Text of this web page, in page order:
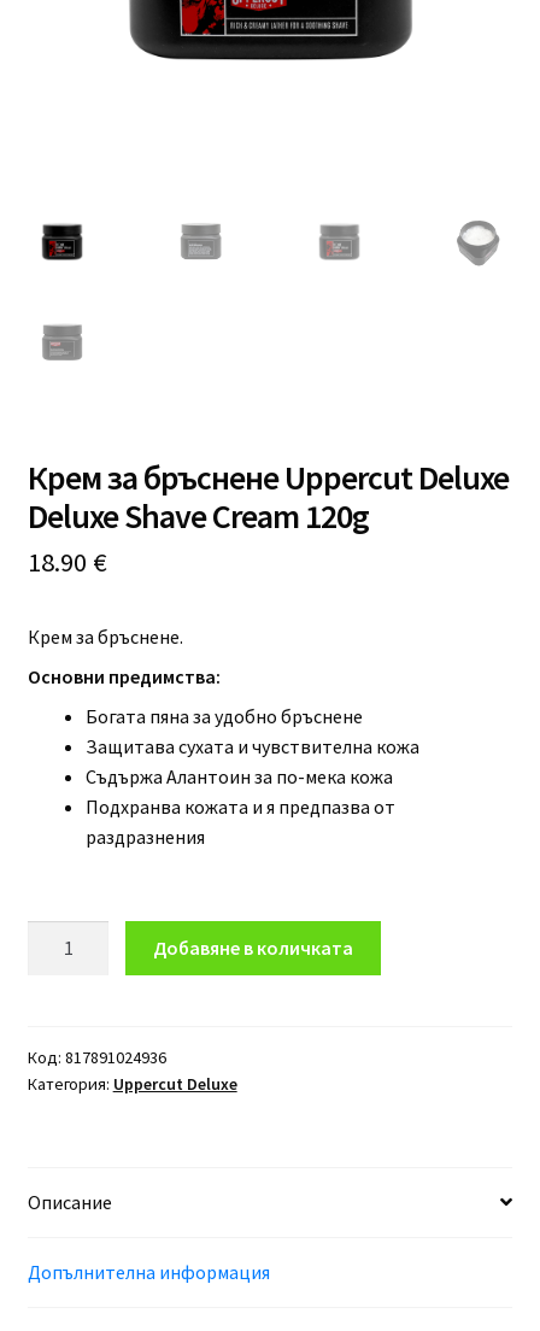
Професионално оборудване
Крем за бръснене Uppercut Deluxe
Deluxe Shave Cream 120g
18.90 €
Крем за бръснене.
Основни предимства:
Богата пяна за удобно бръснене
Защитава сухата и чувствителна кожа
Съдържа Алантоин за по-мека кожа
Подхранва кожата и я предпазва от
раздразнения
бръснене
Uppercut
Cream
Добавяне в количката
Код: 817891024936
Категория: Uppercut Deluxe
Описание
Допълнителна информация